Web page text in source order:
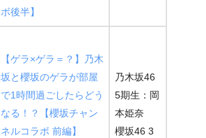
ボ後半】
【ゲラ×ゲラ＝？】乃木
坂と櫻坂のゲラが部屋
で1時間過ごしたらどう
なる！？【櫻坂チャン
ネルコラボ 前編】
乃木坂46
5期生：岡
本姫奈
櫻坂46 3